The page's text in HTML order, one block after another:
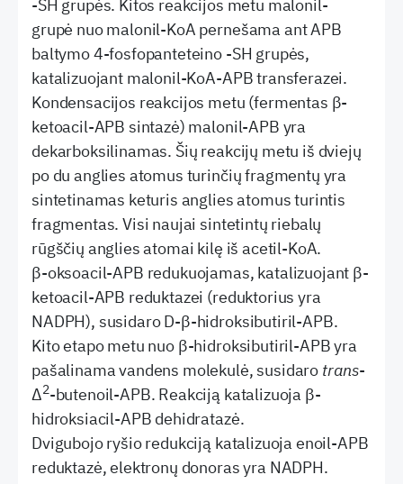
-SH grupės. Kitos reakcijos metu malonil-
grupė nuo malonil-KoA pernešama ant APB
baltymo 4-fosfopanteteino -SH grupės,
katalizuojant malonil-KoA-APB transferazei.
Kondensacijos reakcijos metu (fermentas β-
ketoacil-APB sintazė) malonil-APB yra
dekarboksilinamas. Šių reakcijų metu iš dviejų
po du anglies atomus turinčių fragmentų yra
sintetinamas keturis anglies atomus turintis
fragmentas. Visi naujai sintetintų riebalų
rūgščių anglies atomai kilę iš acetil-KoA.
β-oksoacil-APB redukuojamas, katalizuojant β-
ketoacil-APB reduktazei (reduktorius yra
NADPH), susidaro D-β-hidroksibutiril-APB.
Kito etapo metu nuo β-hidroksibutiril-APB yra
pašalinama vandens molekulė, susidaro trans-
∆2-butenoil-APB. Reakciją katalizuoja β-
hidroksiacil-APB dehidratazė.
Dvigubojo ryšio redukciją katalizuoja enoil-APB
reduktazė, elektronų donoras yra NADPH.